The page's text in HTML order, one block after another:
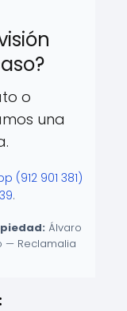
o
una
(912 901 381)
.
Álvaro
— Reclamalia